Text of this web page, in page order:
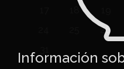
26
Información